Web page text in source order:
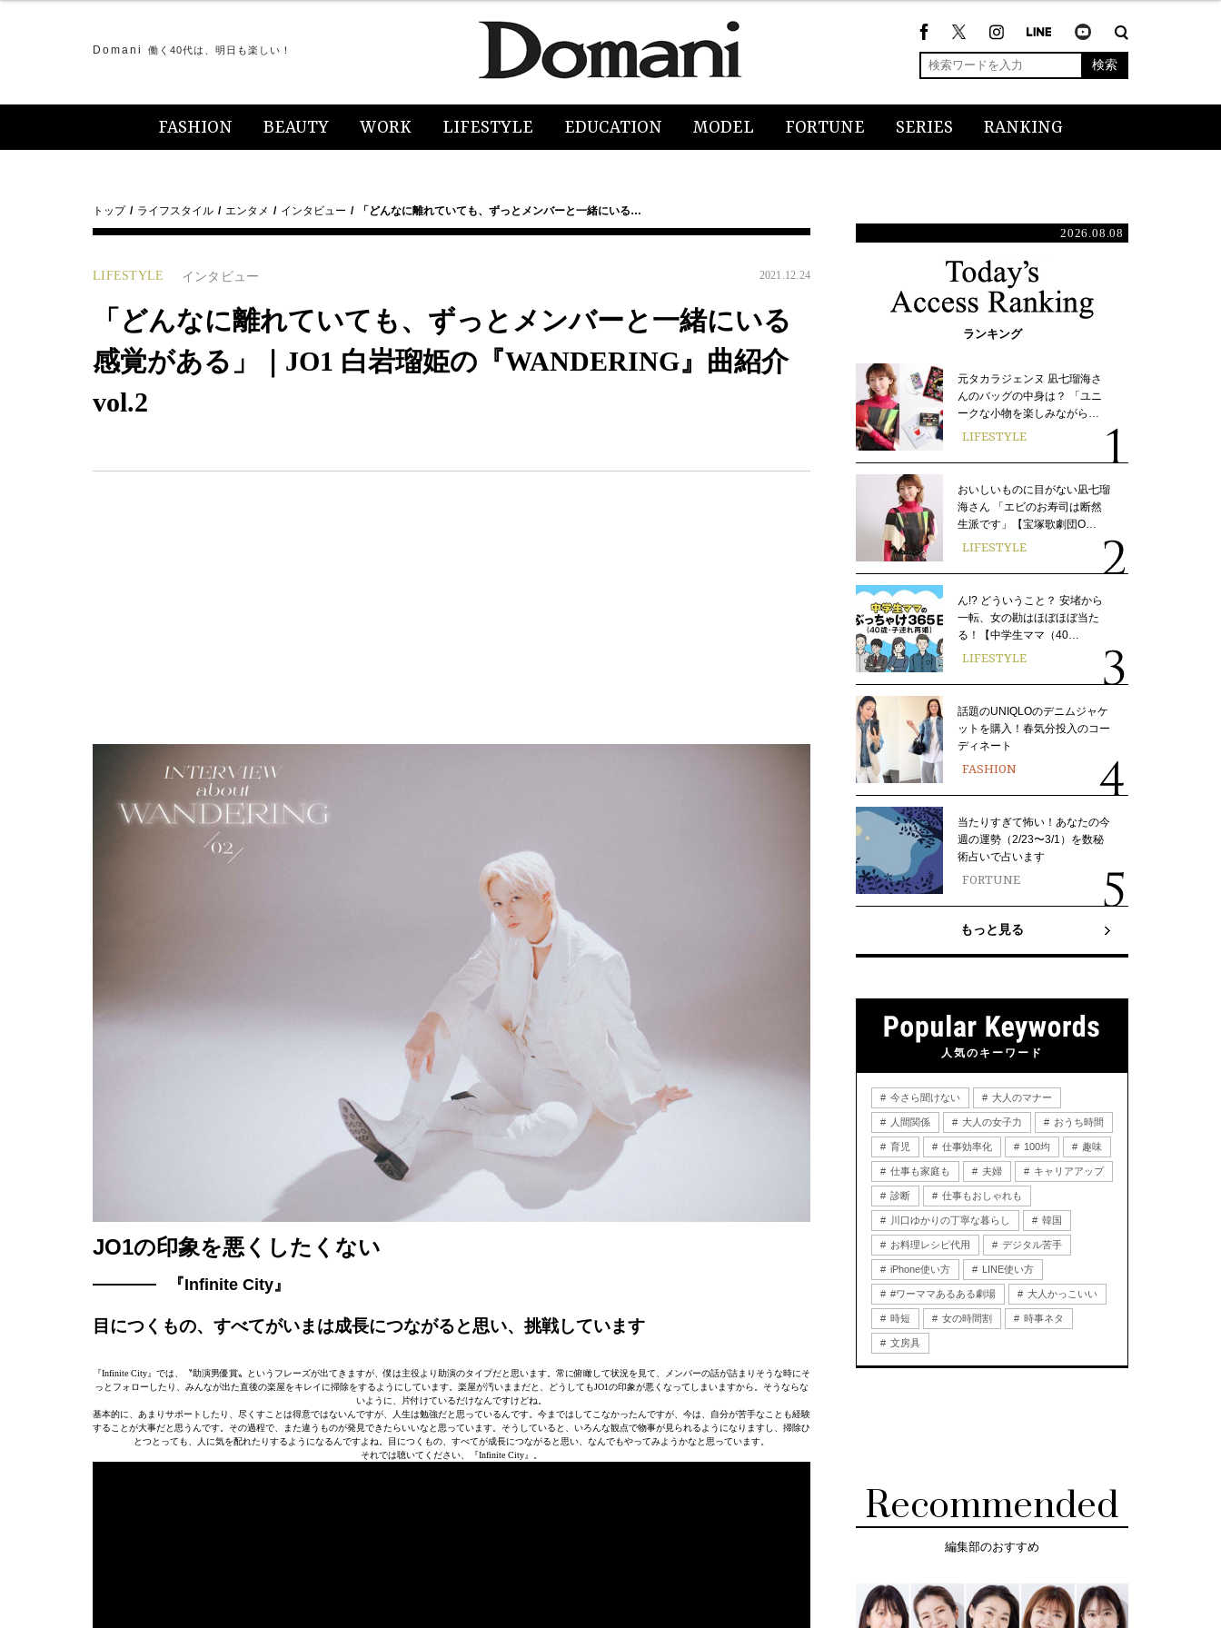
Domani 働く40代は、明日も楽しい！
検索
FASHION BEAUTY WORK LIFESTYLE EDUCATION MODEL FORTUNE SERIES RANKING
トップ ライフスタイル エンタメ インタビュー 「どんなに離れていても、ずっとメンバーと一緒にいる…
LIFESTYLE インタビュー 2021.12.24
「どんなに離れていても、ずっとメンバーと一緒にいる
感覚がある」｜JO1 白岩瑠姫の『WANDERING』曲紹介
vol.2
JO1の印象を悪くしたくない
『Infinite City』
目につくもの、すべてがいまは成長につながると思い、挑戦しています
『Infinite City』では、〝助演男優賞〟というフレーズが出てきますが、僕は主役より助演のタイプだと思います。常に俯瞰して状況を見て、メンバーの話が詰まりそうな時にそ
っとフォローしたり、みんなが出た直後の楽屋をキレイに掃除をするようにしています。楽屋が汚いままだと、どうしてもJO1の印象が悪くなってしまいますから。そうならな
いように、片付けているだけなんですけどね。
基本的に、あまりサポートしたり、尽くすことは得意ではないんですが、人生は勉強だと思っているんです。今まではしてこなかったんですが、今は、自分が苦手なことも経験
することが大事だと思うんです。その過程で、また違うものが発見できたらいいなと思っています。そうしていると、いろんな観点で物事が見られるようになりますし、掃除ひ
とつとっても、人に気を配れたりするようになるんですよね。目につくもの、すべてが成長につながると思い、なんでもやってみようかなと思っています。
それでは聴いてください、『Infinite City』。
2026.08.08
ランキング
元タカラジェンヌ 凪七瑠海さ
んのバッグの中身は？ 「ユニ
ークな小物を楽しみながら…
LIFESTYLE
おいしいものに目がない凪七瑠
海さん 「エビのお寿司は断然
生派です」【宝塚歌劇団O…
LIFESTYLE
ん!? どういうこと？ 安堵から
一転、女の勘はほぼほぼ当た
る！【中学生ママ（40…
LIFESTYLE
話題のUNIQLOのデニムジャケ
ットを購入！春気分投入のコー
ディネート
FASHION
当たりすぎて怖い！あなたの今
週の運勢（2/23〜3/1）を数秘
術占いで占います
FORTUNE
もっと見る
人気のキーワード
今さら聞けない 大人のマナー
人間関係 大人の女子力 おうち時間
育児 仕事効率化 100均 趣味
仕事も家庭も 夫婦 キャリアアップ
診断 仕事もおしゃれも
川口ゆかりの丁寧な暮らし 韓国
お料理レシピ代用 デジタル苦手
iPhone使い方 LINE使い方
#ワーママあるある劇場 大人かっこいい
時短 女の時間割 時事ネタ
文房具
Recommended
編集部のおすすめ